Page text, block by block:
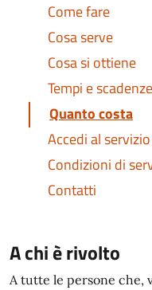
Come fare
Cosa serve
Cosa si ottiene
Tempi e scadenze
Quanto costa
Accedi al servizio
Condizioni di
Contatti
A chi è rivolto
A tutte le persone che,